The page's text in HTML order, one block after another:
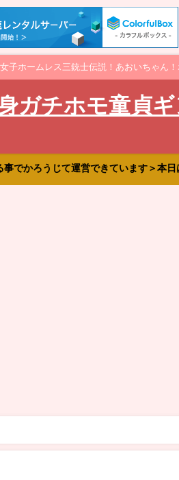
ホームレス三銃士伝説！あおいちゃん
ガチホモ童貞
でかろうじて運営できています＞本